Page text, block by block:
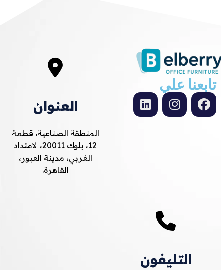
تابعنا علي
العنوان
المنطقة الصناعية، قطعة
12، بلوك 20011، الامتداد
الغربي، مدينة العبور،
القاهرة.
التليفون